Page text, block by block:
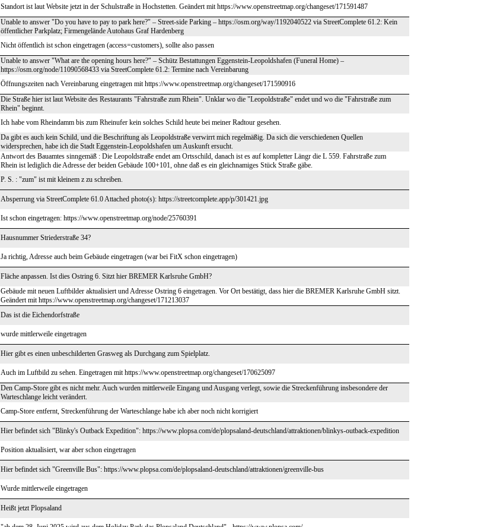
Standort ist laut Website jetzt in der Schulstraße in Hochstetten. Geändert mit https://www.openstreetmap.org/changeset/171591487
Unable to answer "Do you have to pay to park here?" – Street-side Parking – https://osm.org/way/1192040522 via StreetComplete 61.2: Kein
öffentlicher Parkplatz; Firmengelände Autohaus Graf Hardenberg
Nicht öffentlich ist schon eingetragen (access=customers), sollte also passen
Unable to answer "What are the opening hours here?" – Schütz Bestattungen Eggenstein-Leopoldshafen (Funeral Home) –
https://osm.org/node/11090568433 via StreetComplete 61.2: Termine nach Vereinbarung
Öffnungszeiten nach Vereinbarung eingetragen mit https://www.openstreetmap.org/changeset/171590916
Die Straße hier ist laut Website des Restaurants "Fahrstraße zum Rhein". Unklar wo die "Leopoldstraße" endet und wo die "Fahrstraße zum
Rhein" beginnt.
Ich habe vom Rheindamm bis zum Rheinufer kein solches Schild heute bei meiner Radtour gesehen.
Da gibt es auch kein Schild, und die Beschriftung als Leopoldstraße verwirrt mich regelmäßig. Da sich die verschiedenen Quellen
widersprechen, habe ich die Stadt Eggenstein-Leopoldshafen um Auskunft ersucht.
Antwort des Bauamtes sinngemäß : Die Leopoldstraße endet am Ortsschild, danach ist es auf kompletter Längr die L 559. Fahrstraße zum
Rhein ist lediglich die Adresse der beiden Gebäude 100+101, ohne daß es ein gleichnamiges Stück Straße gäbe.
P. S. : "zum" ist mit kleinem z zu schreiben.
Absperrung via StreetComplete 61.0 Attached photo(s): https://streetcomplete.app/p/301421.jpg
Ist schon eingetragen: https://www.openstreetmap.org/node/25760391
Hausnummer Striederstraße 34?
Ja richtig, Adresse auch beim Gebäude eingetragen (war bei FitX schon eingetragen)
Fläche anpassen. Ist dies Ostring 6. Sitzt hier BREMER Karlsruhe GmbH?
Gebäude mit neuen Luftbilder aktualisiert und Adresse Ostring 6 eingetragen. Vor Ort bestätigt, dass hier die BREMER Karlsruhe GmbH sitzt.
Geändert mit https://www.openstreetmap.org/changeset/171213037
Das ist die Eichendorfstraße
wurde mittlerweile eingetragen
Hier gibt es einen unbeschilderten Grasweg als Durchgang zum Spielplatz.
Auch im Luftbild zu sehen. Eingetragen mit https://www.openstreetmap.org/changeset/170625097
Den Camp-Store gibt es nicht mehr. Auch wurden mittlerweile Eingang und Ausgang verlegt, sowie die Streckenführung insbesondere der
Warteschlange leicht verändert.
Camp-Store entfernt, Streckenführung der Warteschlange habe ich aber noch nicht korrigiert
Hier befindet sich "Blinky's Outback Expedition": https://www.plopsa.com/de/plopsaland-deutschland/attraktionen/blinkys-outback-expedition
Position aktualisiert, war aber schon eingetragen
Hier befindet sich "Greenville Bus": https://www.plopsa.com/de/plopsaland-deutschland/attraktionen/greenville-bus
Wurde mittlerweile eingetragen
Heißt jetzt Plopsaland